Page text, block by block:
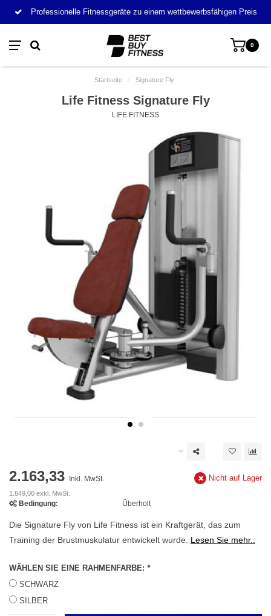
Professionelle Fitnessgeräte zu einem wettbewerbsfähigen Preis
0
Startseite / Signature Fly
Life Fitness Signature Fly
LIFE FITNESS
2.163,33 Inkl. MwSt.
1.849,00 exkl. MwSt.
Nicht auf Lager
Bedingung: Überholt
Die Signature Fly von Life Fitness ist ein Kraftgerät, das zum
Training der Brustmuskulatur entwickelt wurde. Lesen Sie mehr..
WÄHLEN SIE EINE RAHMENFARBE: *
SCHWARZ
SILBER